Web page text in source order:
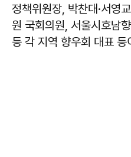
정책위원장, 박찬대·서영
원 국회의원, 서울시호남
등 각 지역 향우회 대표 등